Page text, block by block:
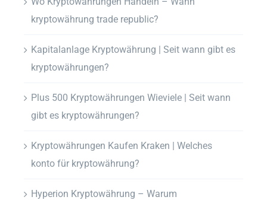
kryptowährung trade republic?
Kapitalanlage Kryptowährung | Seit wann gibt es
kryptowährungen?
Plus 500 Kryptowährungen Wieviele | Seit wann
gibt es kryptowährungen?
Kryptowährungen Kaufen Kraken | Welches
konto für kryptowährung?
Hyperion Kryptowährung – Warum